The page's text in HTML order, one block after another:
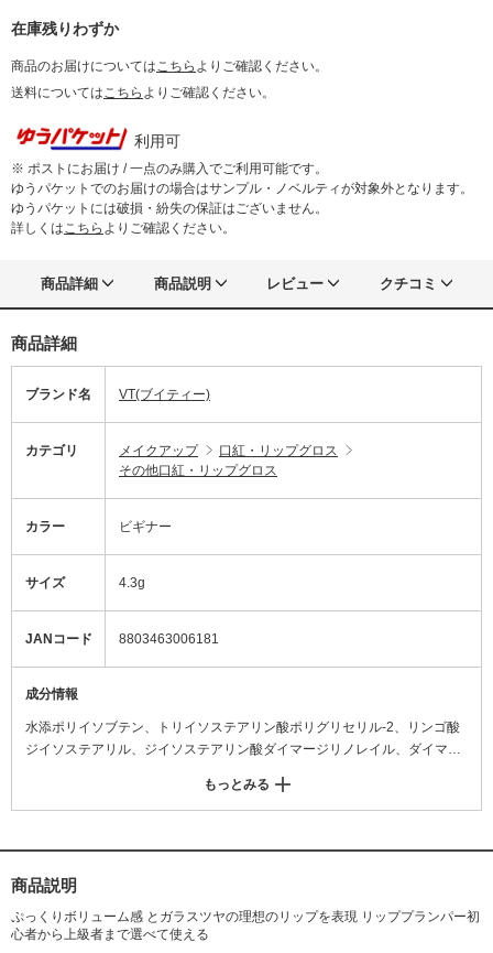
在庫残りわずか
商品のお届けについては こちら よりご確認ください。
送料については こちら よりご確認ください。
利用可
※ ポストにお届け / 一点のみ購入でご利用可能です。
ゆうパケットでのお届けの場合はサンプル・ノベルティが対象外となります。
ゆうパケットには破損・紛失の保証はございません。
詳しくは こちら よりご確認ください。
商品詳細 商品説明 レビュー クチコミ
商品詳細
ブランド名 VT(ブイティー)
カテゴリ メイクアップ
口紅・リップグロス
その他口紅・リップグロス
カラー ビギナー
サイズ 4.3g
JANコード 8803463006181
成分情報
水添ポリイソブテン、トリイソステアリン酸ポリグリセリル-2、リンゴ酸
ジイソステアリル、ジイソステアリン酸ダイマージリノレイル、ダイマー
ル)、乳酸メンチル、イソステアリン酸ソルビタン、バニリルブチル、シリ
カ、酢酸トコフェロール、ホホバ種子油、トリ(カプリル酸/カプリン酸)グ
ド、アシアチコシド、プロポリスエキス、香料
もっとみる
商品説明
ぷっくりボリューム感 とガラスツヤの理想のリップを表現 リッププランパー初
心者から上級者まで選べて使える